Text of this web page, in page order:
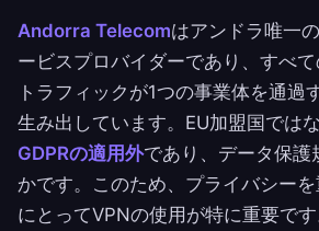
Andorra Telecomはアンドラ唯一
ービスプロバイダーであり、すべ
トラフィックが1つの事業体を通過
生み出しています。EU加盟国では
GDPRの適用外であり、データ保護
かです。このため、プライバシー
にとってVPNの使用が特に重要です